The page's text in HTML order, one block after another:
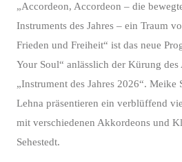
„Accordeon, Accordeon – die
Instruments des Jahres – ein Traum
Frieden und Freiheit“ ist das neue
Your Soul“ anlässlich der Kürung
„Instrument des Jahres 2026“. Meike
Lehna präsentieren ein verblüffend
mit verschiedenen Akkordeons und
Sehestedt.